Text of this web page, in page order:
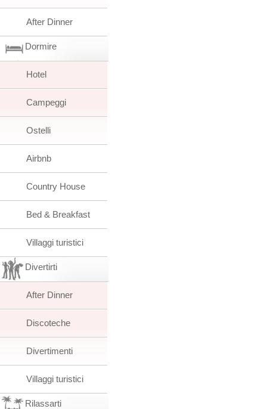
After Dinner
Dormire
Hotel
Campeggi
Ostelli
Airbnb
Country House
Bed & Breakfast
Villaggi turistici
Divertirti
After Dinner
Discoteche
Divertimenti
Villaggi turistici
Rilassarti